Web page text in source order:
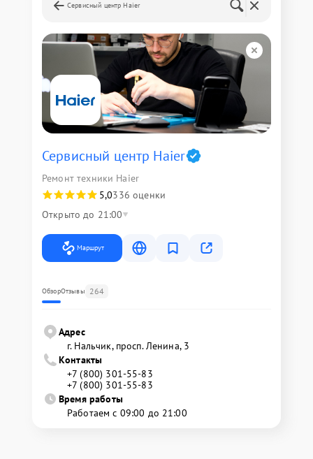
Сервисный центр Haier
Сервисный центр Haier
Ремонт техники Haier
5,0336 оценки
Открыто до 21:00
Маршрут
ОбзорОтзывы 264
Адрес
г. Нальчик, просп. Ленина, 3
Контакты
+7 (800) 301-55-83
+7 (800) 301-55-83
Время работы
Работаем с 09:00 до 21:00